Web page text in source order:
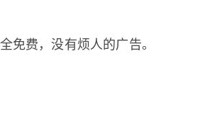
免费，没有烦人的广告。